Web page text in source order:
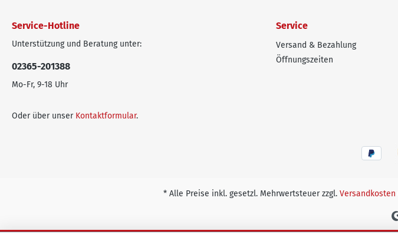
Service-Hotline
Unterstützung und Beratung unter:
02365-201388
Mo-Fr, 9-18 Uhr
Oder über unser Kontaktformular.
Service
Versand & Bezahlung
Öffnungszeiten
* Alle Preise inkl. gesetzl. Mehrwertsteuer zzgl. Versandkosten